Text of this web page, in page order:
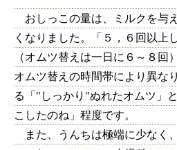
おしっこの量は、ミルクを与
くなりました。「５，６回以上
（オムツ替えは一日に６～８回
オムツ替えの時間帯により異な
る「"しっかり"ぬれたオムツ」
こしたのね」程度です。
また、うんちは極端に少なく